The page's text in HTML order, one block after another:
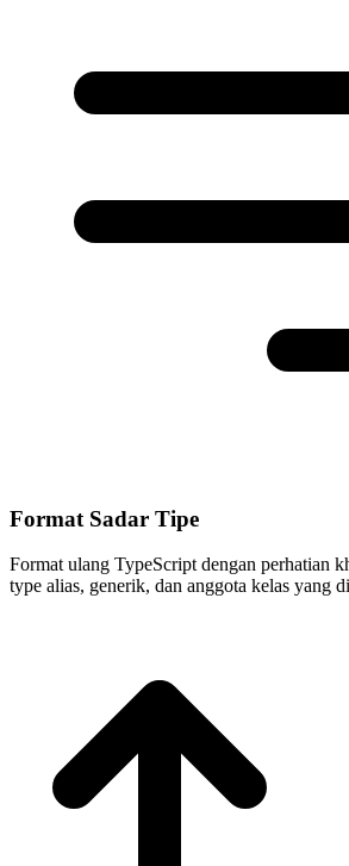
Format Sadar Tipe
Format ulang TypeScript dengan perhatian
type alias, generik, dan anggota kelas yang